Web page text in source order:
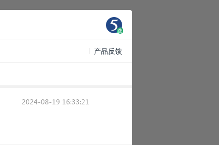
产品反馈
2024-08-19 16:33:21